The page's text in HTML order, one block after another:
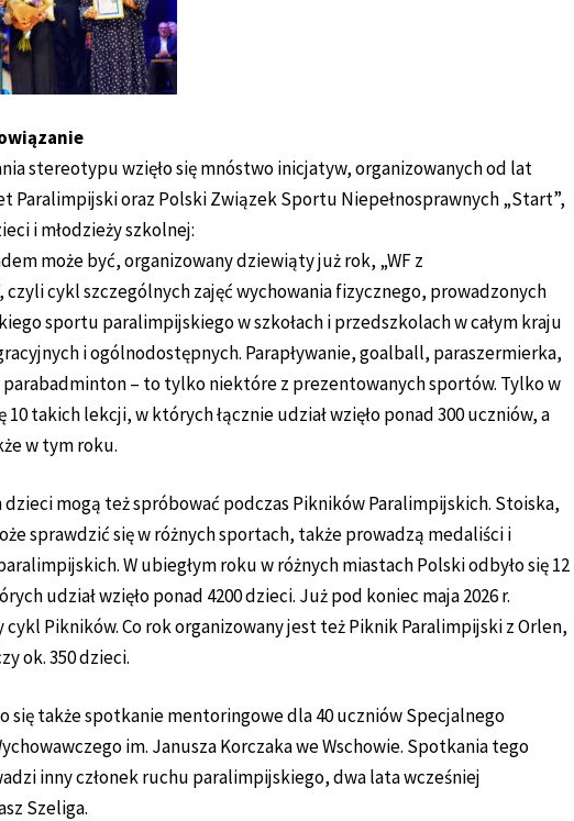
stereotypu wzięło się mnóstwo inicjatyw, organizowanych od lat
Paralimpijski oraz Polski Związek Sportu Niepełnosprawnych „Start”,
i młodzieży szkolnej:
może być, organizowany dziewiąty już rok, „WF z
czyli cykl szczególnych zajęć wychowania fizycznego, prowadzonych
sportu paralimpijskiego w szkołach i przedszkolach w całym kraju
i ogólnodostępnych. Parapływanie, goalball, paraszermierka,
parabadminton – to tylko niektóre z prezentowanych sportów. Tylko w
10 takich lekcji, w których łącznie udział wzięło ponad 300 uczniów, a
w tym roku.
dzieci mogą też spróbować podczas Pikników Paralimpijskich. Stoiska,
sprawdzić się w różnych sportach, także prowadzą medaliści i
W ubiegłym roku w różnych miastach Polski odbyło się 12
udział wzięło ponad 4200 dzieci. Już pod koniec maja 2026 r.
Pikników. Co rok organizowany jest też Piknik Paralimpijski z Orlen,
ok. 350 dzieci.
się także spotkanie mentoringowe dla 40 uczniów Specjalnego
im. Janusza Korczaka we Wschowie. Spotkania tego
inny członek ruchu paralimpijskiego, dwa lata wcześniej
Szeliga.